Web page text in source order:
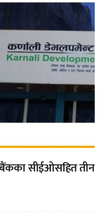
बैंकका सीईओसहित तीन